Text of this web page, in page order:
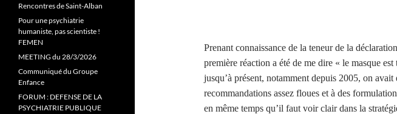
Prenant connaissance de la teneur de la
première réaction a été de me dire « le masque
jusqu’à présent, notamment depuis 2005, on avait
recommandations assez floues et à des
en même temps qu’il faut voir clair dans la
Rencontres de Saint-Alban
Pour une psychiatrie
humaniste, pas scientiste !
FEMEN
MEETING du 28/3/2026
Communiqué du Groupe
Enfance
FORUM : DEFENSE DE LA
PSYCHIATRIE PUBLIQUE